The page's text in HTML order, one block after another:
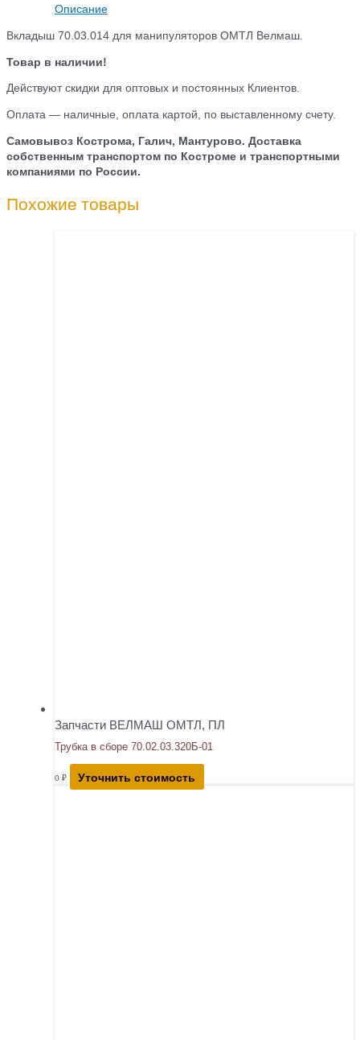
Описание
Вкладыш 70.03.014 для манипуляторов ОМТЛ Велмаш.
Товар в наличии!
Действуют скидки для оптовых и постоянных Клиентов.
Оплата — наличные, оплата картой, по выставленному счету.
Самовывоз Кострома, Галич, Мантурово. Доставка
собственным транспортом по Костроме и транспортными
компаниями по России.
Похожие товары
Запчасти ВЕЛМАШ ОМТЛ, ПЛ
Трубка в сборе 70.02.03.320Б-01
0 ₽ Уточнить стоимость